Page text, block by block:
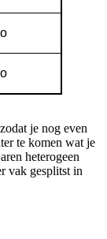
je nog even
te komen wat je
heterogeen
vak gesplitst in